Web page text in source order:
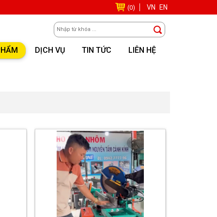
(0) VN EN
DỊCH VỤ TIN TỨC LIÊN HỆ